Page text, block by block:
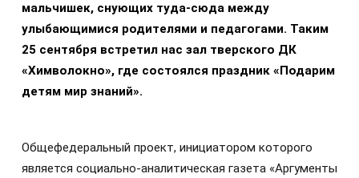
мальчишек, снующих туда-сюда между
улыбающимися родителями и педагогами. Таким
25 сентября встретил нас зал тверского ДК
«Химволокно», где состоялся праздник «Подарим
детям мир знаний».
Общефедеральный проект, инициатором которого
является социально-аналитическая газета «Аргументы